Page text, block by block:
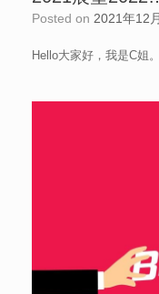
Posted on 2021年12
Hello大家好，我是C姐